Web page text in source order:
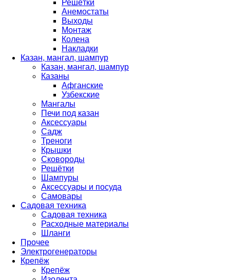
Решётки
Анемостаты
Выходы
Монтаж
Колена
Накладки
Казан, мангал, шампур
Казан, мангал, шампур
Казаны
Афганские
Узбекские
Мангалы
Печи под казан
Аксессуары
Садж
Треноги
Крышки
Сковороды
Решётки
Шампуры
Аксессуары и посуда
Самовары
Садовая техника
Садовая техника
Расходные материалы
Шланги
Прочее
Электрогенераторы
Крепёж
Крепёж